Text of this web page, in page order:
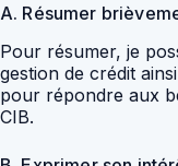
A. Résumer
Pour résumer, je
gestion de crédit
pour répondre aux
CIB.